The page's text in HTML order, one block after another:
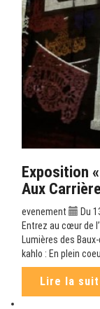
Exposition
Aux
evenement
Du
Entrez au cœur de
Lumières des
kahlo : En plein
Lire la